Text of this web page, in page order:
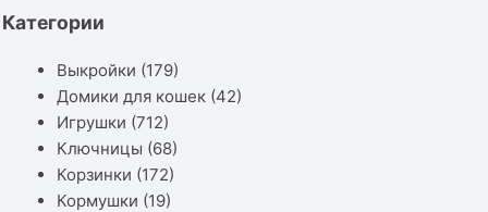
Категории
Выкройки (179)
Домики для кошек (42)
Игрушки (712)
Ключницы (68)
Корзинки (172)
Кормушки (19)